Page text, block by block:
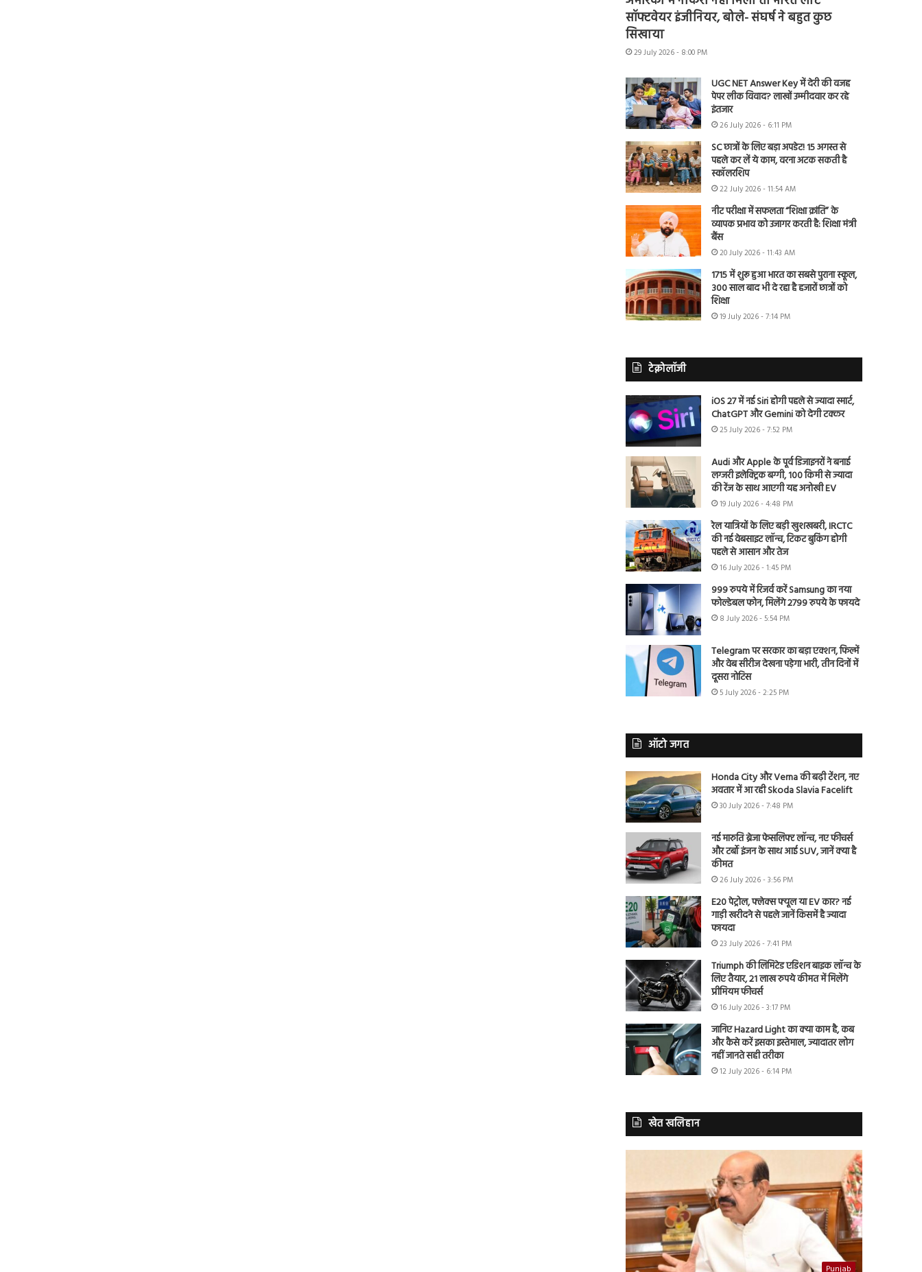
सॉफ्टवेयर इंजीनियर, बोले- संघर्ष ने बहुत कुछ
सिखाया
29 July 2026 - 8:00 PM
UGC NET Answer Key में देरी की वजह
पेपर लीक विवाद? लाखों उम्मीदवार कर रहे
इंतजार
26 July 2026 - 6:11 PM
SC छात्रों के लिए बड़ा अपडेट! 15 अगस्त से
पहले कर लें ये काम, वरना अटक सकती है
स्कॉलरशिप
22 July 2026 - 11:54 AM
नीट परीक्षा में सफलता “शिक्षा क्रांति” के
व्यापक प्रभाव को उजागर करती है: शिक्षा मंत्री
बैंस
20 July 2026 - 11:43 AM
1715 में शुरू हुआ भारत का सबसे पुराना स्कूल,
300 साल बाद भी दे रहा है हजारों छात्रों को
शिक्षा
19 July 2026 - 7:14 PM
टेक्नोलॉजी
iOS 27 में नई Siri होगी पहले से ज्यादा स्मार्ट,
ChatGPT और Gemini को देगी टक्कर
25 July 2026 - 7:52 PM
Audi और Apple के पूर्व डिजाइनरों ने बनाई
लग्जरी इलेक्ट्रिक बग्गी, 100 किमी से ज्यादा
की रेंज के साथ आएगी यह अनोखी EV
19 July 2026 - 4:48 PM
रेल यात्रियों के लिए बड़ी खुशखबरी, IRCTC
की नई वेबसाइट लॉन्च, टिकट बुकिंग होगी
पहले से आसान और तेज
16 July 2026 - 1:45 PM
999 रुपये में रिजर्व करें Samsung का नया
फोल्डेबल फोन, मिलेंगे 2799 रुपये के फायदे
8 July 2026 - 5:54 PM
Telegram पर सरकार का बड़ा एक्शन, फिल्में
और वेब सीरीज देखना पड़ेगा भारी, तीन दिनों में
दूसरा नोटिस
5 July 2026 - 2:25 PM
ऑटो जगत
Honda City और Verna की बढ़ी टेंशन, नए
अवतार में आ रही Skoda Slavia Facelift
30 July 2026 - 7:48 PM
नई मारुति ब्रेजा फेसलिफ्ट लॉन्च, नए फीचर्स
और टर्बो इंजन के साथ आई SUV, जानें क्या है
कीमत
26 July 2026 - 3:56 PM
E20 पेट्रोल, फ्लेक्स फ्यूल या EV कार? नई
गाड़ी खरीदने से पहले जानें किसमें है ज्यादा
फायदा
23 July 2026 - 7:41 PM
Triumph की लिमिटेड एडिशन बाइक लॉन्च के
लिए तैयार, 21 लाख रुपये कीमत में मिलेंगे
प्रीमियम फीचर्स
16 July 2026 - 3:17 PM
जानिए Hazard Light का क्या काम है, कब
और कैसे करें इसका इस्तेमाल, ज्यादातर लोग
नहीं जानते सही तरीका
12 July 2026 - 6:14 PM
खेत खलिहान
Punjab